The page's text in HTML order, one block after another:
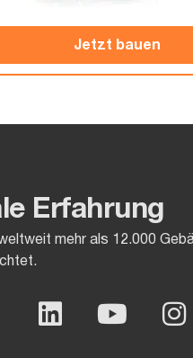
Jetzt bauen
Erfahrung
mehr als 12.000